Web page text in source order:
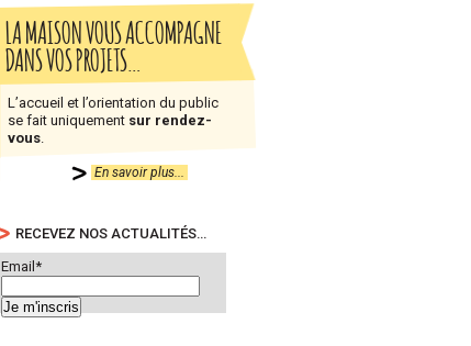
LA MAISON VOUS ACCOMPAGNE
DANS VOS PROJETS…
L’accueil et l’orientation du public
se fait uniquement sur rendez-
vous
En savoir plus...
RECEVEZ NOS ACTUALITÉS…
Email*